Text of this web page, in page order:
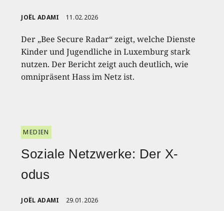
JOËL ADAMI 11.02.2026
Der „Bee Secure Radar“ zeigt, welche Dienste
Kinder und Jugendliche in Luxemburg stark
nutzen. Der Bericht zeigt auch deutlich, wie
omnipräsent Hass im Netz ist.
MEDIEN
Soziale Netzwerke: Der X-
odus
JOËL ADAMI 29.01.2026